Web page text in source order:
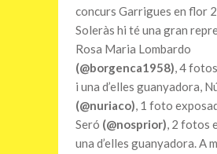
concurs Garrigues en flor
Soleràs hi té una gran
Rosa Maria Lombardo
(@borgenca1958), 4
i una d’elles guanyadora,
(@nuriaco), 1 foto
Seró (@nosprior), 2 fotos
una d’elles guanyadora. A